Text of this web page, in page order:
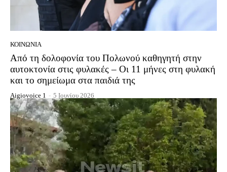
ΚΟΙΝΩΝΊΑ
Από τη δολοφονία του Πολωνού καθηγητή στην
αυτοκτονία στις φυλακές – Οι 11 μήνες στη φυλακή
και το σημείωμα στα παιδιά της
Aigiovoice 1 - 5 Ιουνίου 2026